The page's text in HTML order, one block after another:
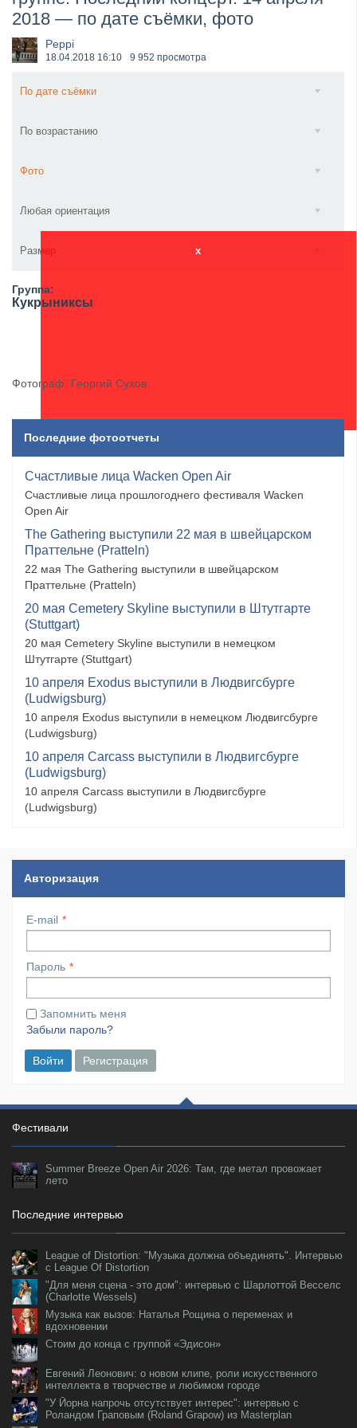
​Anthrax выпустили новый сингл и клип «Everybod...
2018 — по дате съёмки, фото
Peppi
18.04.2018 16:10 9 952 просмотра
По дате съёмки
По возрастанию
Фото
Любая ориентация
Размер x
Группа:
Кукрыниксы
Фотограф: Георгий Сухов
Последние фотоотчеты
Счастливые лица Wacken Open Air
Счастливые лица прошлогоднего фестиваля Wacken
Open Air
The Gathering выступили 22 мая в швейцарском
Праттельне (Pratteln)
22 мая The Gathering выступили в швейцарском
Праттельне (Pratteln)
20 мая Cemetery Skyline выступили в Штутгарте
(Stuttgart)
20 мая Cemetery Skyline выступили в немецком
Штутгарте (Stuttgart)
10 апреля Exodus выступили в Людвигсбурге
(Ludwigsburg)
10 апреля Exodus выступили в немецком Людвигсбурге
(Ludwigsburg)
10 апреля Carcass выступили в Людвигсбурге
(Ludwigsburg)
10 апреля Carcass выступили в Людвигсбурге
(Ludwigsburg)
Авторизация
E-mail
Пароль
Запомнить меня
Забыли пароль?
Войти Регистрация
Фестивали
Summer Breeze Open Air 2026: Там, где метал провожает
лето
Последние интервью
League of Distortion: "Музыка должна объединять". Интервью
с League Of Distortion
"Для меня сцена - это дом": интервью с Шарлоттой Весселс
(Charlotte Wessels)
Музыка как вызов: Наталья Рощина о переменах и
вдохновении
Стоим до конца с группой «Эдисон»
Евгений Леонович: о новом клипе, роли искусственного
интеллекта в творчестве и любимом городе
"У Йорна напрочь отсутствует интерес": интервью с
Роландом Граповым (Roland Grapow) из Masterplan